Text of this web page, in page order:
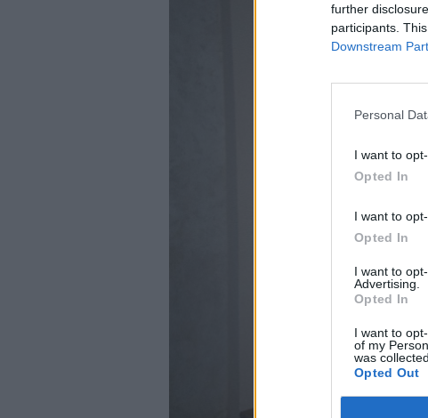
further
participants.
Downstream
Personal
I want to
Opted In
I want to
Opted In
I want to
Advertising.
Opted In
I want to
of my
was collected.
Opted Out